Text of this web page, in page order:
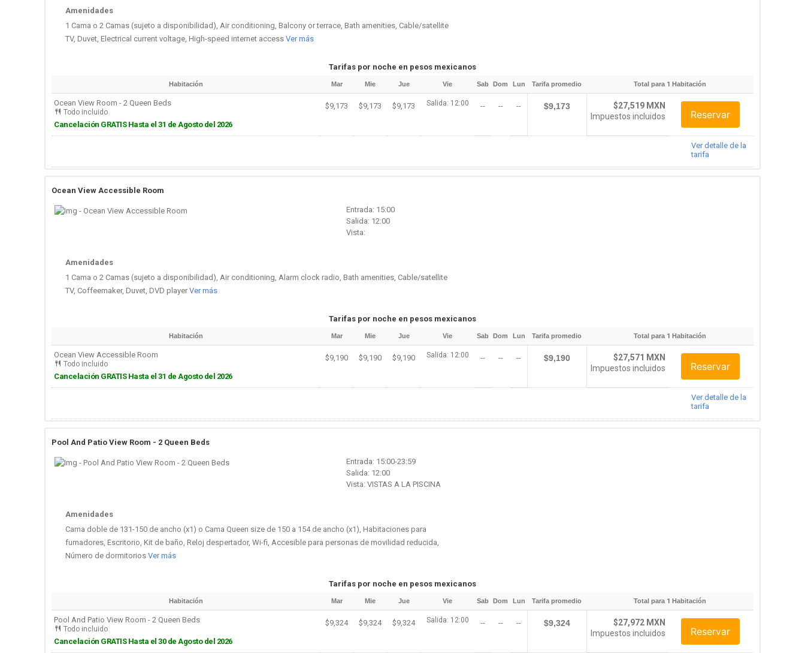
Amenidades
1 Cama o 2 Camas (sujeto a disponibilidad), Air conditioning, Balcony or terrace, Bath amenities, Cable/satellite
TV, Duvet, Electrical current voltage, High-speed internet accessVer más
Tarifas por noche en pesos mexicanos
Habitación Mar Mie Jue Vie Sab Dom Lun Tarifa promedio Total para 1 Habitación
Ocean View Room - 2 Queen Beds
Todo incluido
Cancelación GRATIS Hasta el 31 de Agosto del 2026
$9,173 $9,173 $9,173 Salida: 12:00 -- -- -- $9,173
$27,519 MXN
Impuestos incluidos
Reservar
Ver detalle de la
tarifa
Ocean View Accessible Room
Entrada: 15:00
Salida: 12:00
Vista:
Amenidades
1 Cama o 2 Camas (sujeto a disponibilidad), Air conditioning, Alarm clock radio, Bath amenities, Cable/satellite
TV, Coffeemaker, Duvet, DVD playerVer más
Tarifas por noche en pesos mexicanos
Habitación Mar Mie Jue Vie Sab Dom Lun Tarifa promedio Total para 1 Habitación
Ocean View Accessible Room
Todo incluido
Cancelación GRATIS Hasta el 31 de Agosto del 2026
$9,190 $9,190 $9,190 Salida: 12:00 -- -- -- $9,190
$27,571 MXN
Impuestos incluidos
Reservar
Ver detalle de la
tarifa
Pool And Patio View Room - 2 Queen Beds
Entrada: 15:00-23:59
Salida: 12:00
Vista: VISTAS A LA PISCINA
Amenidades
Cama doble de 131-150 de ancho (x1) o Cama Queen size de 150 a 154 de ancho (x1), Habitaciones para
fumadores, Escritorio, Kit de baño, Reloj despertador, Wi-fi, Accesible para personas de movilidad reducida,
Número de dormitoriosVer más
Tarifas por noche en pesos mexicanos
Habitación Mar Mie Jue Vie Sab Dom Lun Tarifa promedio Total para 1 Habitación
Pool And Patio View Room - 2 Queen Beds
Todo incluido
Cancelación GRATIS Hasta el 30 de Agosto del 2026
$9,324 $9,324 $9,324 Salida: 12:00 -- -- -- $9,324
$27,972 MXN
Impuestos incluidos
Reservar